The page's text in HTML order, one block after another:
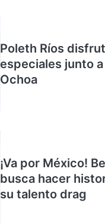
Poleth Ríos
especiales junto a
Ochoa
¡Va por México!
busca hacer
su talento drag